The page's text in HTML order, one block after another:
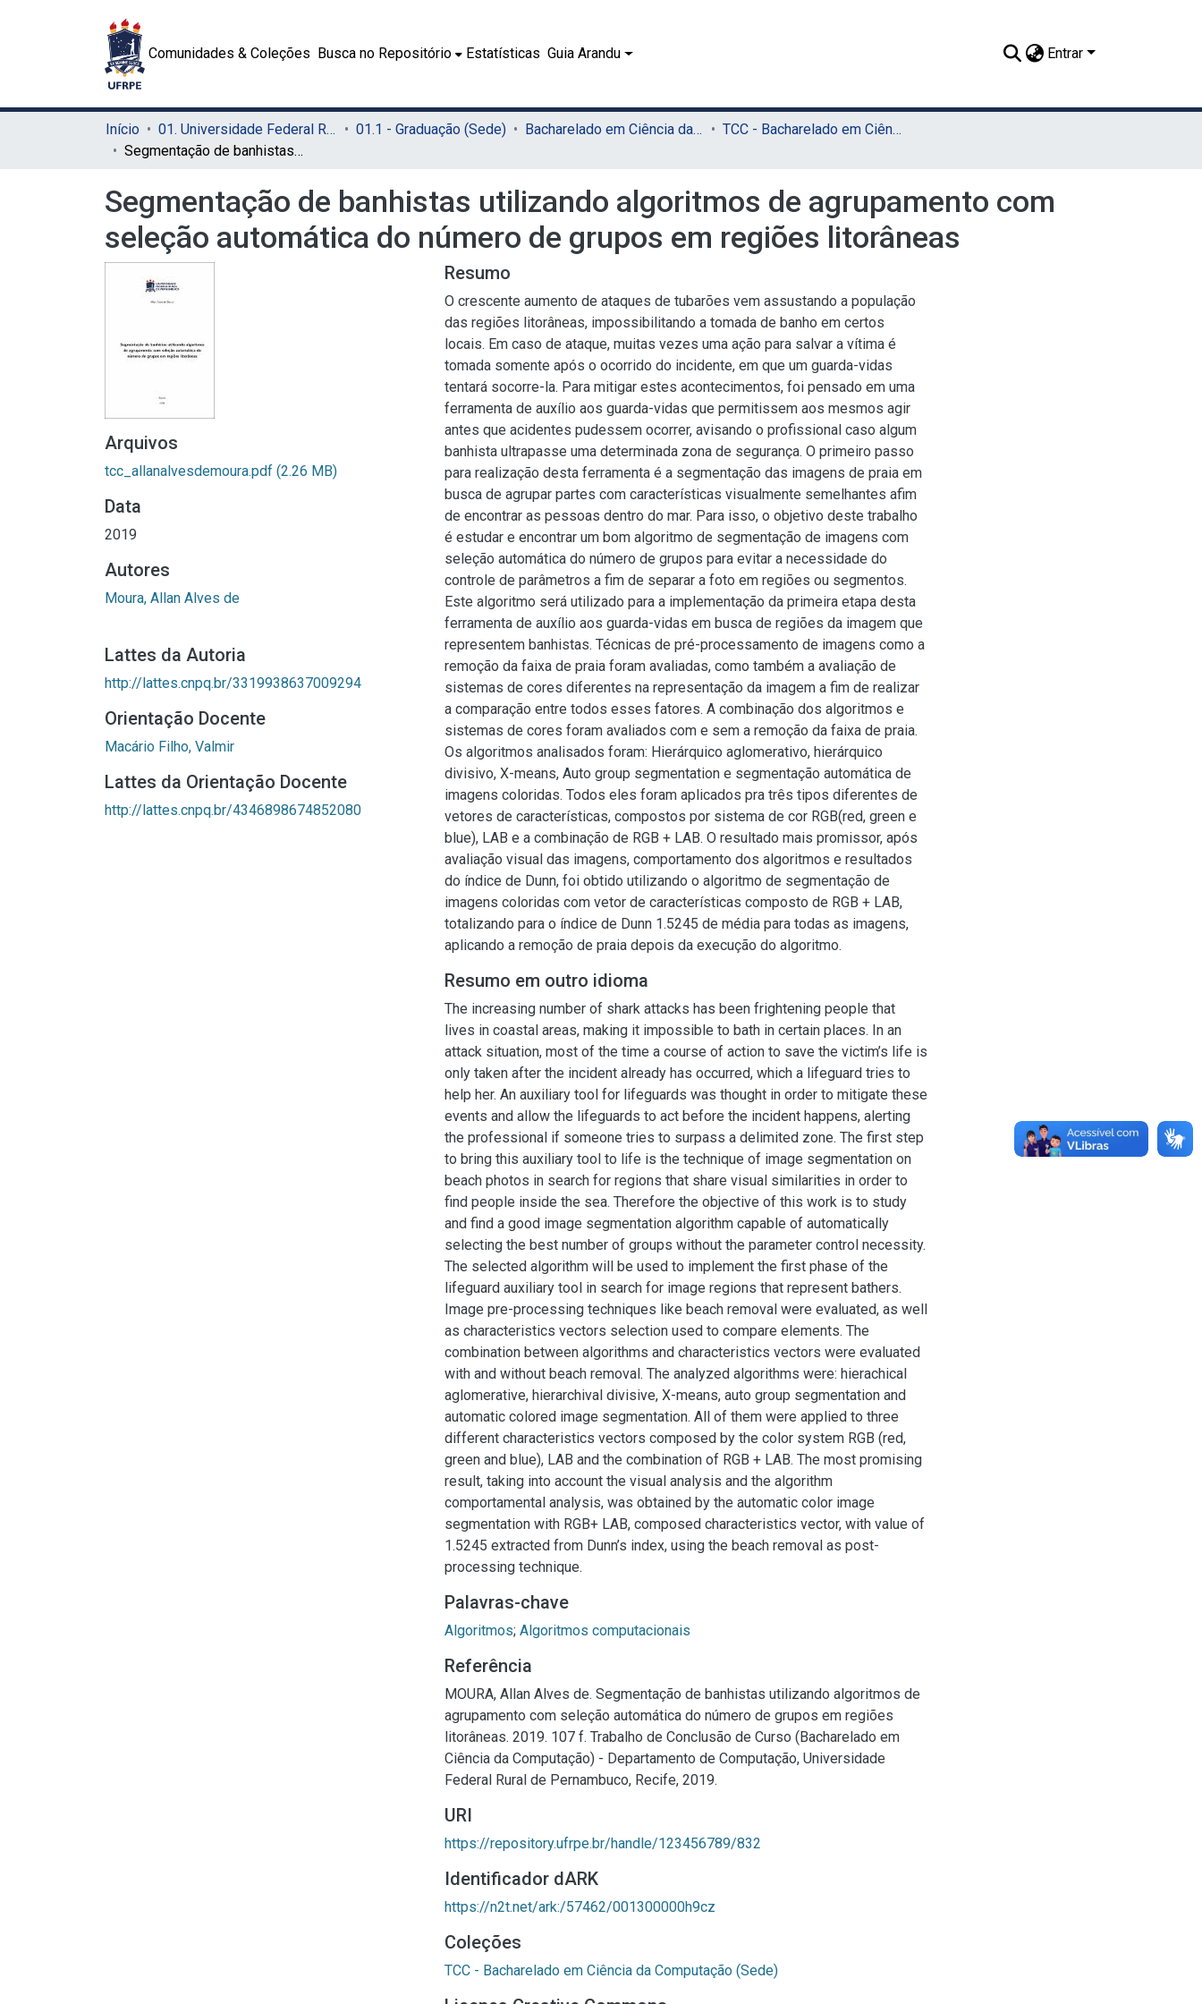
Comunidades & Coleções Busca no Repositório Estatísticas Guia Arandu Entrar
Início 01. Universidade Federal Rural de Pernambuco - UFRPE (Sede) 01.1 - Graduação (Sede) Bacharelado em Ciência da Computação (Sede)
TCC - Bacharelado em Ciência da Computação (Sede)
Segmentação de banhistas utilizando algoritmos de agrupamento com seleção automática do número de grupos em regiões litorâneas
Segmentação de banhistas utilizando algoritmos de agrupamento com
seleção automática do número de grupos em regiões litorâneas
Arquivos
tcc_allanalvesdemoura.pdf (2.26 MB)
Data
2019
Autores
Moura, Allan Alves de
Lattes da Autoria
http://lattes.cnpq.br/3319938637009294
Orientação Docente
Macário Filho, Valmir
Lattes da Orientação Docente
http://lattes.cnpq.br/4346898674852080
Resumo
O crescente aumento de ataques de tubarões vem assustando a população
das regiões litorâneas, impossibilitando a tomada de banho em certos
locais. Em caso de ataque, muitas vezes uma ação para salvar a vítima é
tomada somente após o ocorrido do incidente, em que um guarda-vidas
tentará socorre-la. Para mitigar estes acontecimentos, foi pensado em uma
ferramenta de auxílio aos guarda-vidas que permitissem aos mesmos agir
antes que acidentes pudessem ocorrer, avisando o profissional caso algum
banhista ultrapasse uma determinada zona de segurança. O primeiro passo
para realização desta ferramenta é a segmentação das imagens de praia em
busca de agrupar partes com características visualmente semelhantes afim
de encontrar as pessoas dentro do mar. Para isso, o objetivo deste trabalho
é estudar e encontrar um bom algoritmo de segmentação de imagens com
seleção automática do número de grupos para evitar a necessidade do
controle de parâmetros a fim de separar a foto em regiões ou segmentos.
Este algoritmo será utilizado para a implementação da primeira etapa desta
ferramenta de auxílio aos guarda-vidas em busca de regiões da imagem que
representem banhistas. Técnicas de pré-processamento de imagens como a
remoção da faixa de praia foram avaliadas, como também a avaliação de
sistemas de cores diferentes na representação da imagem a fim de realizar
a comparação entre todos esses fatores. A combinação dos algoritmos e
sistemas de cores foram avaliados com e sem a remoção da faixa de praia.
Os algoritmos analisados foram: Hierárquico aglomerativo, hierárquico
divisivo, X-means, Auto group segmentation e segmentação automática de
imagens coloridas. Todos eles foram aplicados pra três tipos diferentes de
vetores de características, compostos por sistema de cor RGB(red, green e
blue), LAB e a combinação de RGB + LAB. O resultado mais promissor, após
avaliação visual das imagens, comportamento dos algoritmos e resultados
do índice de Dunn, foi obtido utilizando o algoritmo de segmentação de
imagens coloridas com vetor de características composto de RGB + LAB,
totalizando para o índice de Dunn 1.5245 de média para todas as imagens,
aplicando a remoção de praia depois da execução do algoritmo.
Resumo em outro idioma
The increasing number of shark attacks has been frightening people that
lives in coastal areas, making it impossible to bath in certain places. In an
attack situation, most of the time a course of action to save the victim’s life is
only taken after the incident already has occurred, which a lifeguard tries to
help her. An auxiliary tool for lifeguards was thought in order to mitigate these
events and allow the lifeguards to act before the incident happens, alerting
the professional if someone tries to surpass a delimited zone. The first step
to bring this auxiliary tool to life is the technique of image segmentation on
beach photos in search for regions that share visual similarities in order to
find people inside the sea. Therefore the objective of this work is to study
and find a good image segmentation algorithm capable of automatically
selecting the best number of groups without the parameter control necessity.
The selected algorithm will be used to implement the first phase of the
lifeguard auxiliary tool in search for image regions that represent bathers.
Image pre-processing techniques like beach removal were evaluated, as well
as characteristics vectors selection used to compare elements. The
combination between algorithms and characteristics vectors were evaluated
with and without beach removal. The analyzed algorithms were: hierachical
aglomerative, hierarchival divisive, X-means, auto group segmentation and
automatic colored image segmentation. All of them were applied to three
different characteristics vectors composed by the color system RGB (red,
green and blue), LAB and the combination of RGB + LAB. The most promising
result, taking into account the visual analysis and the algorithm
comportamental analysis, was obtained by the automatic color image
segmentation with RGB+ LAB, composed characteristics vector, with value of
1.5245 extracted from Dunn’s index, using the beach removal as post-
processing technique.
Palavras-chave
Algoritmos; Algoritmos computacionais
Referência
MOURA, Allan Alves de. Segmentação de banhistas utilizando algoritmos de
agrupamento com seleção automática do número de grupos em regiões
litorâneas. 2019. 107 f. Trabalho de Conclusão de Curso (Bacharelado em
Ciência da Computação) - Departamento de Computação, Universidade
Federal Rural de Pernambuco, Recife, 2019.
URI
https://repository.ufrpe.br/handle/123456789/832
Identificador dARK
https://n2t.net/ark:/57462/001300000h9cz
Coleções
TCC - Bacharelado em Ciência da Computação (Sede)